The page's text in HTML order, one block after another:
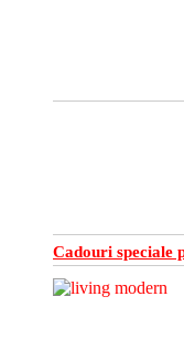
Cadouri speciale